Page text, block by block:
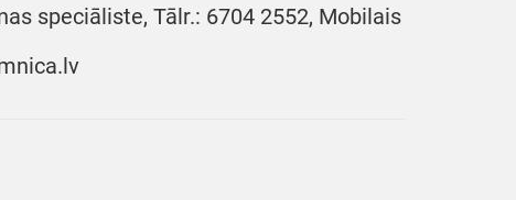
speciāliste, Tālr.: 6704 2552, Mobilais